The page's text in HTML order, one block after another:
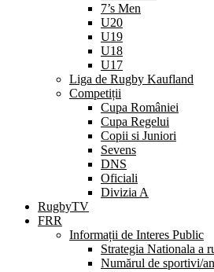
7’s Men
U20
U19
U18
U17
Liga de Rugby Kaufland
Competiții
Cupa României
Cupa Regelui
Copii si Juniori
Sevens
DNS
Oficiali
Divizia A
RugbyTV
FRR
Informații de Interes Public
Strategia Nationala a
Numărul de sportivi/